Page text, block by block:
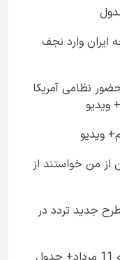
ایران وارد نجف
نظامی آمریکا
ویدیو
ویدیو
از من خواستند از
جدید تردد در